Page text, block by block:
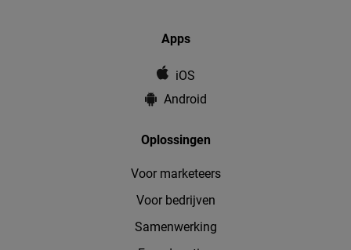
Apps
iOS
Android
Oplossingen
Voor marketeers
Voor bedrijven
Samenwerking